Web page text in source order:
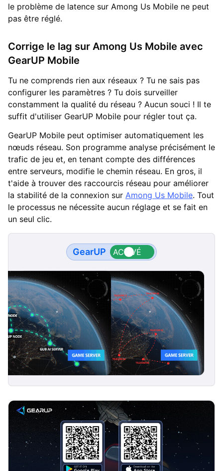
le problème de latence sur Among Us Mobile ne peut
pas être réglé.
Corrige le lag sur Among Us Mobile avec
GearUP Mobile
Tu ne comprends rien aux réseaux ? Tu ne sais pas
configurer les paramètres ? Tu dois surveiller
constamment la qualité du réseau ? Aucun souci ! Il te
suffit d'utiliser GearUP Mobile pour régler tout ça.
GearUP Mobile peut optimiser automatiquement les
nœuds réseau. Son programme analyse précisément le
trafic de jeu et, en tenant compte des différences
entre serveurs, modifie le chemin réseau. En gros, il
t'aide à trouver des raccourcis réseau pour améliorer
la stabilité de la connexion sur Among Us Mobile. Tout
le processus ne nécessite aucun réglage et se fait en
un seul clic.
GearUP